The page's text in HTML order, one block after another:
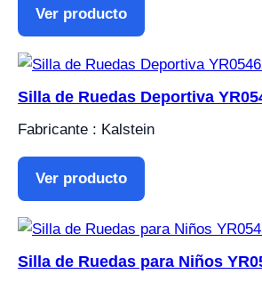
Ver producto
Silla de Ruedas Deportiva
Fabricante : Kalstein
Ver producto
Silla de Ruedas para Niños